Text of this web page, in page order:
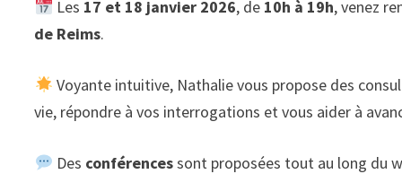
Les 17 et 18 janvier 2026, de 10h à 19h, venez
de Reims.
Voyante intuitive, Nathalie vous propose des
vie, répondre à vos interrogations et vous aider à
Des conférencessont proposées tout au long du